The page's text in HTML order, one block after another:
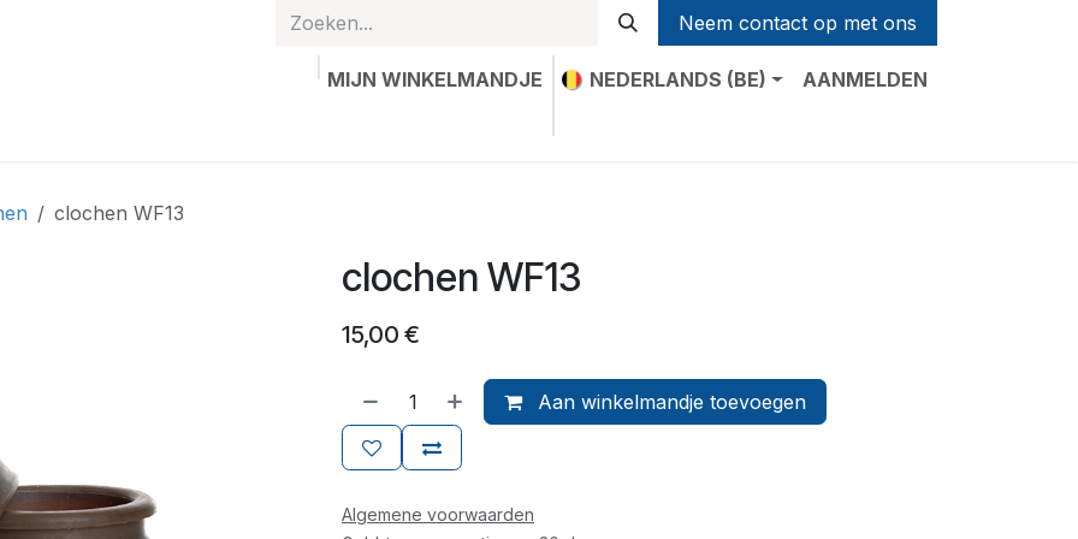
Neem contact op met ons
MIJN WINKELMANDJE NEDERLANDS (BE)
AANMELDEN
clochen WF13
clochen WF13
15,00 €
Aan winkelmandje toevoegen
Algemene voorwaarden